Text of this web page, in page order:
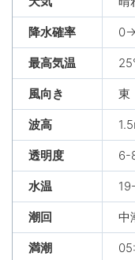
降水確率
最高気温
風向き 東
波高
透明度 6-
水温
潮回 中
満潮